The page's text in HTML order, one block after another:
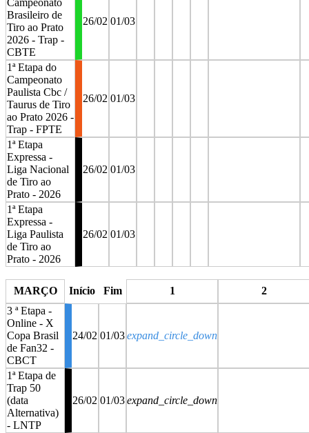
Brasileiro de
Tiro ao Prato
2026 - Trap -
CBTE
26/02 01/03
1ª Etapa do
Campeonato
Paulista Cbc /
Taurus de Tiro
ao Prato 2026 -
Trap - FPTE
26/02 01/03
1ª Etapa
Expressa -
Liga Nacional
de Tiro ao
Prato - 2026
26/02 01/03
1ª Etapa
Expressa -
Liga Paulista
de Tiro ao
Prato - 2026
26/02 01/03
MARÇO
Início Fim 1
2
3 ª Etapa -
Online - X
Copa Brasil
de Fan32 -
CBCT
24/02 01/03expand_circle_down
1ª Etapa de
Trap 50
(data
Alternativa)
- LNTP
26/02 01/03expand_circle_down